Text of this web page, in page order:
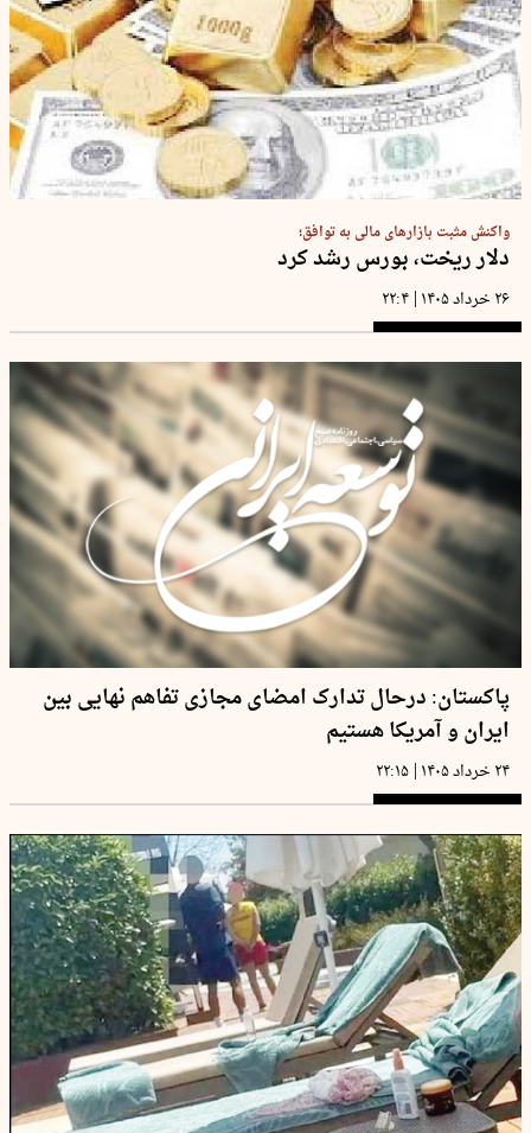
واکنش مثبت بازارهای مالی به توافق؛
دلار ریخت، بورس رشد کرد
۲۶ خرداد ۱۴۰۵ | ۲۲:۴
پاکستان: درحال تدارک امضای مجازی تفاهم نهایی بین
ایران و آمریکا هستیم
۲۴ خرداد ۱۴۰۵ | ۲۲:۱۵